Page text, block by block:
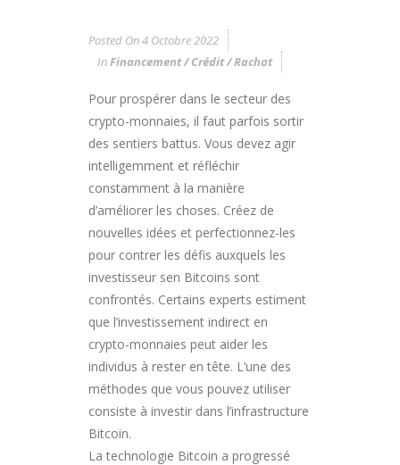
Posted On4 Octobre 2022
InFinancement / Crédit / Rachat
Pour prospérer dans le secteur des
crypto-monnaies, il faut parfois sortir
des sentiers battus. Vous devez agir
intelligemment et réfléchir
constamment à la manière
d’améliorer les choses. Créez de
nouvelles idées et perfectionnez-les
pour contrer les défis auxquels les
investisseur sen Bitcoins sont
confrontés. Certains experts estiment
que l’investissement indirect en
crypto-monnaies peut aider les
individus à rester en tête. L’une des
méthodes que vous pouvez utiliser
consiste à investir dans l’infrastructure
Bitcoin.
La technologie Bitcoin a progressé